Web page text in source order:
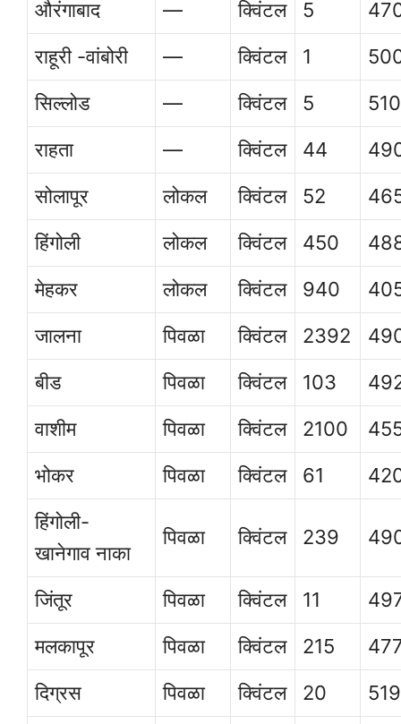
औरंगाबाद — क्विंटल 5
राहूरी -वांबोरी
— क्विंटल 1
सिल्लोड
— क्विंटल 5
राहता
— क्विंटल 44
सोलापूर
लोकल क्विंटल 52
हिंगोली
लोकल क्विंटल 450
मेहकर
लोकल क्विंटल 940
जालना
पिवळा क्विंटल 2392
बीड
पिवळा क्विंटल 103
वाशीम
पिवळा क्विंटल 2100
भोकर
पिवळा क्विंटल 61
हिंगोली-
खानेगाव नाका
पिवळा क्विंटल 239
जिंतूर पिवळा क्विंटल 11
मलकापूर
पिवळा क्विंटल 215
दिग्रस
पिवळा क्विंटल 20